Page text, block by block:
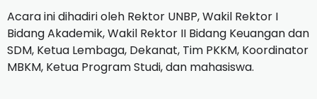
Acara ini dihadiri oleh Rektor UNBP, Wakil Rektor I
Bidang Akademik, Wakil Rektor II Bidang Keuangan dan
SDM, Ketua Lembaga, Dekanat, Tim PKKM, Koordinator
MBKM, Ketua Program Studi, dan mahasiswa.